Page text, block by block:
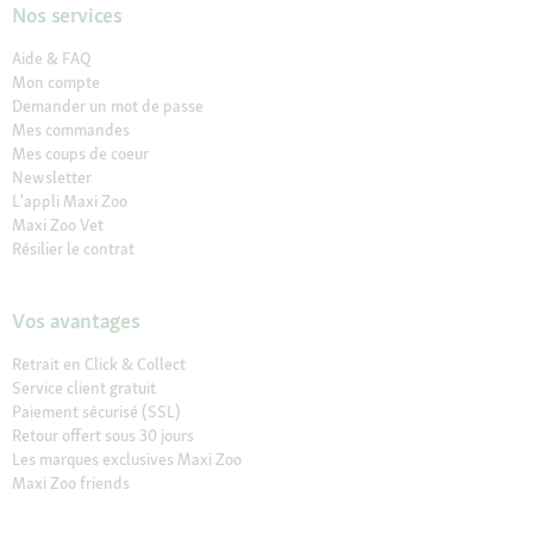
Nos services
Aide & FAQ
Mon compte
Demander un mot de passe
Mes commandes
Mes coups de coeur
Newsletter
L'appli Maxi Zoo
Maxi Zoo Vet
Résilier le contrat
Vos avantages
Retrait en Click & Collect
Service client gratuit
Paiement sécurisé (SSL)
Retour offert sous 30 jours
Les marques exclusives Maxi Zoo
Maxi Zoo friends